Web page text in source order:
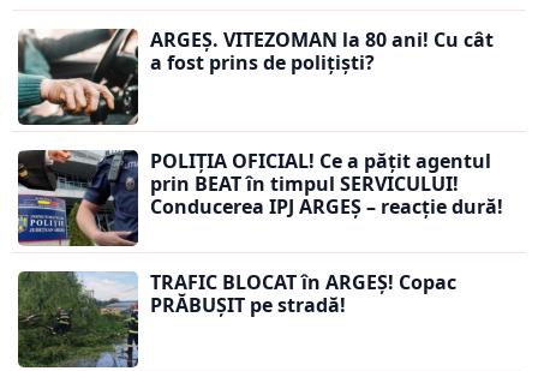
ARGEȘ. VITEZOMAN la 80 ani! Cu cât
a fost prins de polițiști?
POLIȚIA OFICIAL! Ce a pățit agentul
prin BEAT în timpul SERVICULUI!
Conducerea IPJ ARGEȘ – reacție dură!
TRAFIC BLOCAT în ARGEȘ! Copac
PRĂBUȘIT pe stradă!